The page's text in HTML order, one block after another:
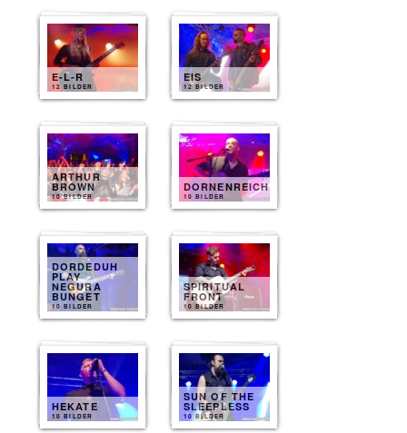
E-L-R
12 BILDER
EIS
12 BILDER
ARTHUR
BROWN
10 BILDER
DORNENREICH
10 BILDER
DORDEDUH
PLAY
NEGURA
BUNGET
10 BILDER
SPIRITUAL
FRONT
10 BILDER
HEKATE
10 BILDER
SUN OF THE
SLEEPLESS
10 BILDER